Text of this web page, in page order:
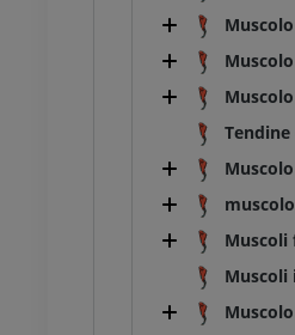
Tendine